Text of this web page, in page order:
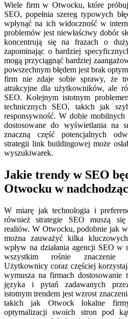
Wiele firm w Otwocku, które
SEO, popełnia szereg typowych
wpłynąć na ich widoczność w
problemów jest niewłaściwy dobór
koncentrują się na frazach o
zapominając o bardziej
mogą przyciągnąć bardziej
powszechnym błędem jest brak
firm nie zdaje sobie sprawy, że
atrakcyjne dla użytkowników, ale
SEO. Kolejnym istotnym
technicznych SEO, takich jak
responsywność. W dobie mobilnych
dostosowane do wyświetlania na
znaczną część potencjalnych
strategii link buildingowej może
wyszukiwarek.
Jakie trendy w SEO
Otwocku w
W miarę jak technologia i
również strategie SEO muszą
realiów. W Otwocku, podobnie jak
można zauważyć kilka
wpływ na działania agencji SEO w
wszystkim rośnie znaczenie
Użytkownicy coraz częściej
wymusza na firmach dostosowanie
języka i pytań zadawanych
istotnym trendem jest wzrost
takich jak Otwock lokalne
optymalizacji swoich stron pod